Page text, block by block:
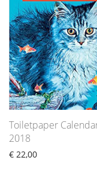
Toiletpaper
2018
€ 22,00